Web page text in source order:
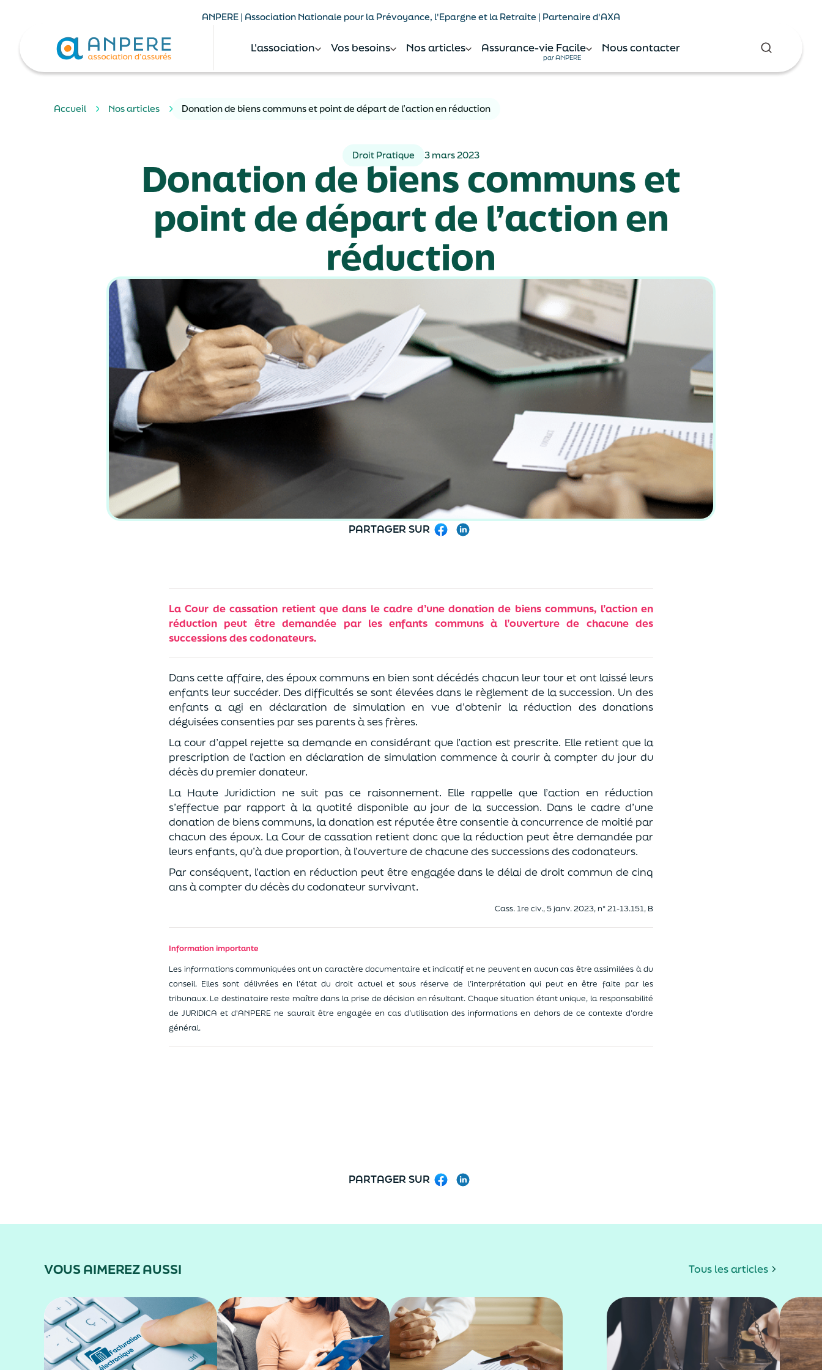
ANPERE | Association Nationale pour la Prévoyance, l'Epargne et la Retraite | Partenaire d'AXA
L'association Vos besoins Nos articles Assurance-vie Facile
par ANPERE
Nous contacter
Accueil Nos articles Donation de biens communs et point de départ de l’action en réduction
Droit Pratique 3 mars 2023
Donation de biens communs et
point de départ de l’action en
réduction
PARTAGER SUR Facebook
La Cour de cassation retient que dans le cadre d’une donation de biens communs, l’action en
réduction peut être demandée par les enfants communs à l’ouverture de chacune des
successions des codonateurs.
Dans cette affaire, des époux communs en bien sont décédés chacun leur tour et ont laissé leurs
enfants leur succéder. Des difficultés se sont élevées dans le règlement de la succession. Un des
enfants a agi en déclaration de simulation en vue d’obtenir la réduction des donations
déguisées consenties par ses parents à ses frères.
La cour d’appel rejette sa demande en considérant que l’action est prescrite. Elle retient que la
prescription de l’action en déclaration de simulation commence à courir à compter du jour du
décès du premier donateur.
La Haute Juridiction ne suit pas ce raisonnement. Elle rappelle que l’action en réduction
s’effectue par rapport à la quotité disponible au jour de la succession. Dans le cadre d’une
donation de biens communs, la donation est réputée être consentie à concurrence de moitié par
chacun des époux. La Cour de cassation retient donc que la réduction peut être demandée par
leurs enfants, qu’à due proportion, à l’ouverture de chacune des successions des codonateurs.
Par conséquent, l’action en réduction peut être engagée dans le délai de droit commun de cinq
ans à compter du décès du codonateur survivant.
Cass. 1re civ., 5 janv. 2023, n° 21-13.151, B
Information importante
Les informations communiquées ont un caractère documentaire et indicatif et ne peuvent en aucun cas être assimilées à du
conseil. Elles sont délivrées en l’état du droit actuel et sous réserve de l’interprétation qui peut en être faite par les
tribunaux. Le destinataire reste maître dans la prise de décision en résultant. Chaque situation étant unique, la responsabilité
de JURIDICA et d'ANPERE ne saurait être engagée en cas d’utilisation des informations en dehors de ce contexte d’ordre
général.
PARTAGER SUR Facebook
VOUS AIMEREZ AUSSI Tous les articles